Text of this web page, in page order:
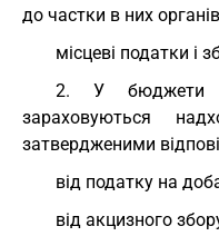
до частки в них
місцеві податки і
2. У бюджети
зараховуються
затвердженими
від податку на
від акцизного